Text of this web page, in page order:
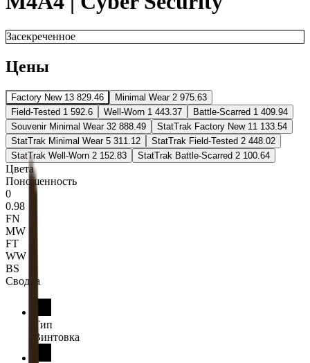
Засекреченное
Цены
Factory New 13 829.46 Minimal Wear 2 975.63
Field-Tested 1 592.6 Well-Worn 1 443.37 Battle-Scarred 1 409.94
Souvenir Minimal Wear 32 888.49 StatTrak Factory New 11 133.54
StatTrak Minimal Wear 5 311.12 StatTrak Field-Tested 2 448.02
StatTrak Well-Worn 2 152.83 StatTrak Battle-Scarred 2 100.64
Цвета
Поношенность
0
0.98
FN
MW
FT
WW
BS
Сводка
Тип
Винтовка